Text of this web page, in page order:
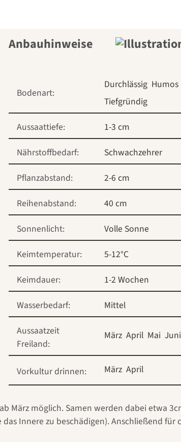
Anbauhinweise
Bodenart:
Durchlässig Humos
Tiefgründig
Aussaattiefe:
1-3 cm
Nährstoffbedarf:
Schwachzehrer
Pflanzabstand:
2-6 cm
Reihenabstand:
40 cm
Sonnenlicht:
Volle Sonne
Keimtemperatur:
5-12°C
Keimdauer:
1-2 Wochen
Wasserbedarf:
Mittel
Aussaatzeit
Freiland:
März April Mai Juni
Vorkultur drinnen: März April
März möglich. Samen werden dabei etwa
Innere zu beschädigen). Anschließend für